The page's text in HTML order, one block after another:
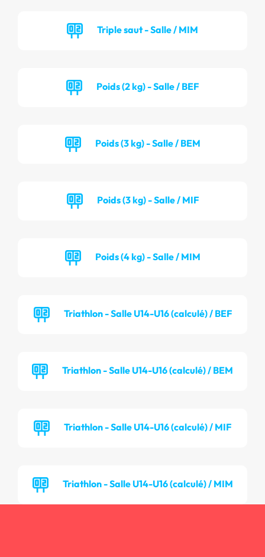
Triple saut - Salle / MIM
Poids (2 kg) - Salle / BEF
Poids (3 kg) - Salle / BEM
Poids (3 kg) - Salle / MIF
Poids (4 kg) - Salle / MIM
Triathlon - Salle U14-U16 (calculé) / BEF
Triathlon - Salle U14-U16 (calculé) / BEM
Triathlon - Salle U14-U16 (calculé) / MIF
Triathlon - Salle U14-U16 (calculé) / MIM